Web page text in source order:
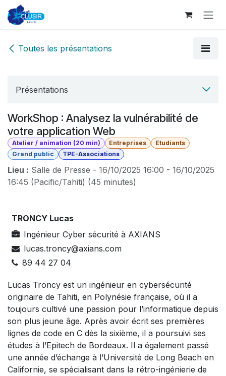
Se rendre au contenu
Toutes les présentations
Présentations
WorkShop : Analysez la vulnérabilité de
votre application Web
Atelier / animation (20 min) Entreprises
Etudiants
Grand public
TPE-Associations
Lieu : Salle de Presse - 16/10/2025 16:00 - 16/10/2025
16:45 (Pacific/Tahiti) (45 minutes)
TRONCY Lucas
Ingénieur Cyber sécurité à AXIANS
lucas.troncy@axians.com
89 44 27 04
Lucas Troncy est un ingénieur en cybersécurité
originaire de Tahiti, en Polynésie française, où il a
toujours cultivé une passion pour l’informatique depuis
son plus jeune âge. Après avoir écrit ses premières
lignes de code en C dès la sixième, il a poursuivi ses
études à l’Epitech de Bordeaux. Il a également passé
une année d’échange à l’Université de Long Beach en
Californie, se spécialisant dans la rétro-ingénierie de